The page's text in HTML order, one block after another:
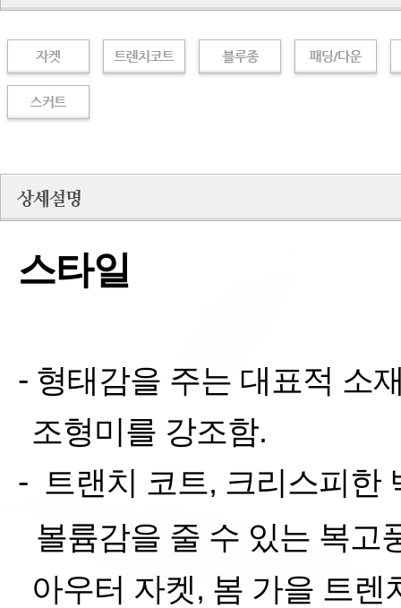
스타일
- 형태감을 주는 대표적 소
조형미를 강조함.
- 트랜치 코트, 크리스피한
볼륨감을 줄 수 있는 복고
아우터 자켓, 봄 가을 트렌